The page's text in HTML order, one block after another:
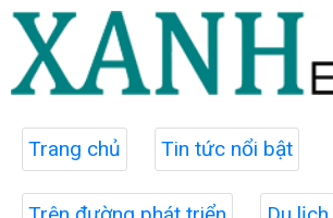
Trang chủ Tin tức nổi bật